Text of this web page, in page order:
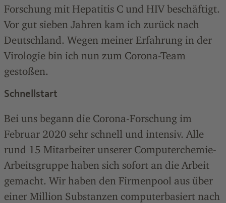
Forschung mit Hepatitis C und HIV beschäftigt.
Vor gut sieben Jahren kam ich zurück nach
Deutschland. Wegen meiner Erfahrung in der
Virologie bin ich nun zum Corona-Team
gestoßen.
Schnellstart
Bei uns begann die Corona-Forschung im
Februar 2020 sehr schnell und intensiv. Alle
rund 15 Mitarbeiter unserer Computerchemie-
Arbeitsgruppe haben sich sofort an die Arbeit
gemacht. Wir haben den Firmenpool aus über
einer Million Substanzen computerbasiert nach